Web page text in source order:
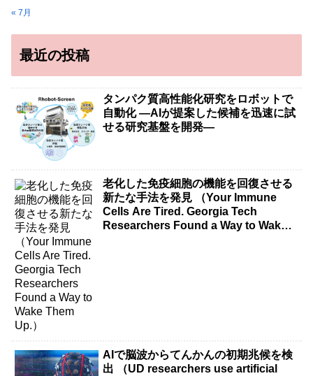
« 7月
最近の投稿
タンパク質高性能化研究をロボットで
自動化 ―AIが提案した候補を迅速に試
せる研究基盤を開発―
老化した免疫細胞の機能を回復させる
新たな手法を発見 （Your Immune
Cells Are Tired. Georgia Tech
Researchers Found a Way to Wake
AIで脳波からてんかんの初期兆候を検
出 （UD researchers use artificial